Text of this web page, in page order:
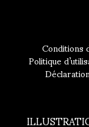
Conditions
Politique